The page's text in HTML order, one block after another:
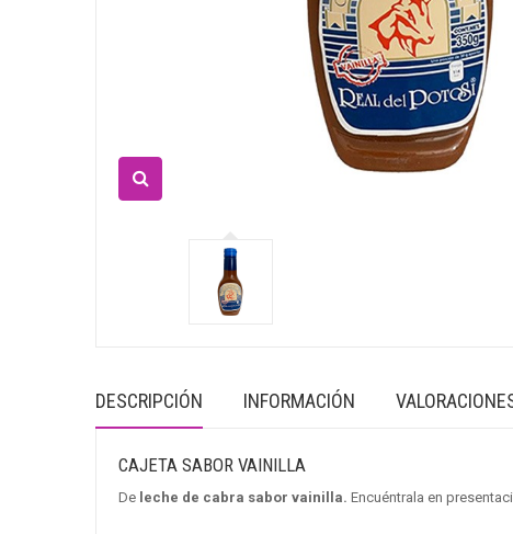
DESCRIPCIÓN INFORMACIÓN
CAJETA SABOR VAINILLA
De leche de cabra sabor vainilla. Encuéntrala en